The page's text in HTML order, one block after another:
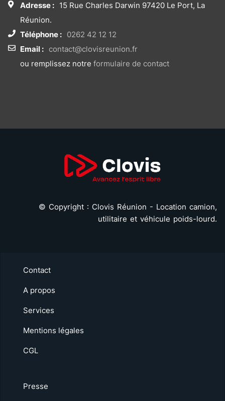
Adresse : 15 Rue Charles Darwin 97420 Le Port, La
Réunion.
Téléphone : 0262 42 12 12
Email : contact@clovisreunion.fr
ou remplissez notre formulaire de contact
© Copyright : Clovis Réunion - Location camion,
utilitaire et véhicule poids-lourd.
Contact
A propos
Services
Mentions légales
CGL
Presse